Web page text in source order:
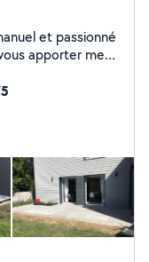
apporter mes
pas à me